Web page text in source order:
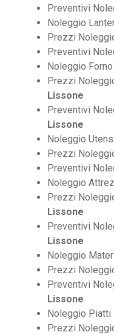
Preventivi
Noleggio
Prezzi
Preventivi
Noleggio
Prezzi
Lissone
Preventivi
Lissone
Noleggio
Prezzi
Preventivi
Noleggio
Prezzi
Lissone
Preventivi
Lissone
Noleggio
Prezzi
Preventivi
Lissone
Noleggio Piatti
Prezzi